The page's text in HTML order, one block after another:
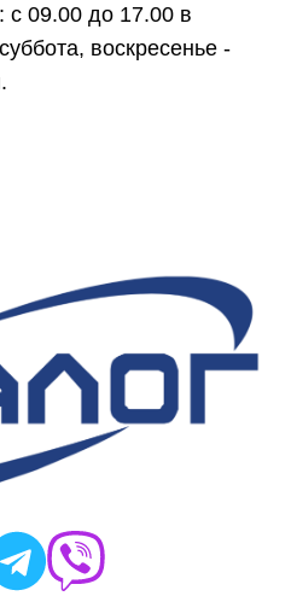
с 09.00 до 17.00 в
воскресенье -